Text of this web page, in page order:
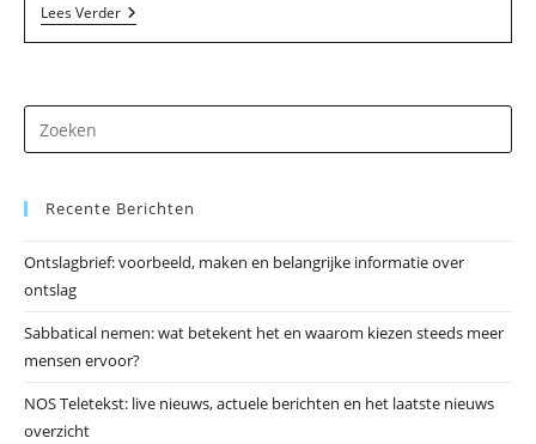
Lees VerderUitgeverij
Prospera
op
Recente Berichten
Ontslagbrief: voorbeeld, maken en belangrijke informatie over
ontslag
Sabbatical nemen: wat betekent het en waarom kiezen steeds meer
mensen ervoor?
NOS Teletekst: live nieuws, actuele berichten en het laatste nieuws
overzicht